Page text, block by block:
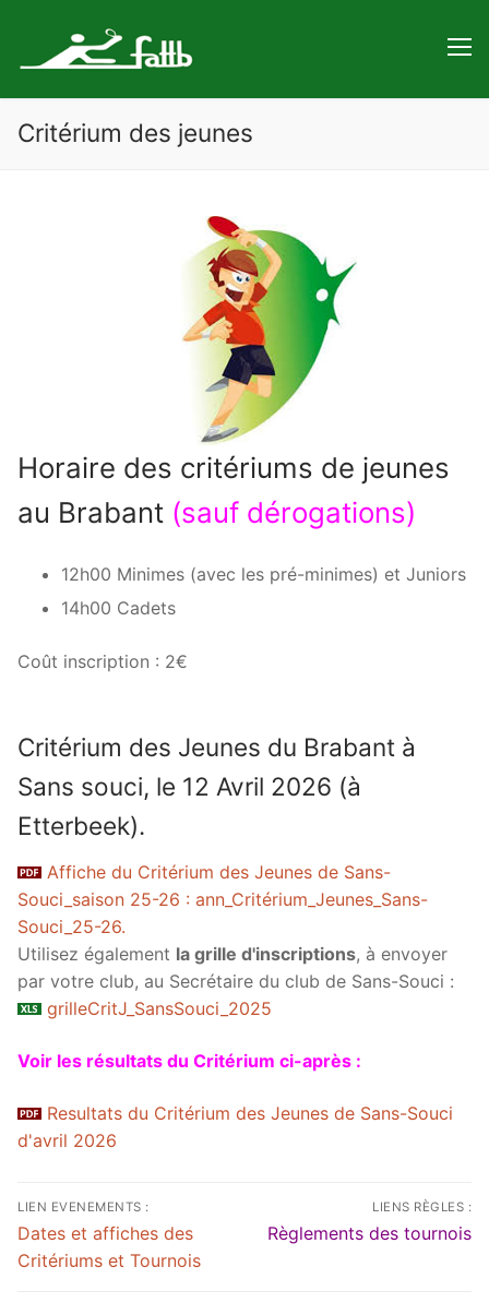
contenu
Critérium des jeunes
Horaire des critériums de jeunes
au Brabant (sauf dérogations)
12h00 Minimes (avec les pré-minimes) et Juniors
14h00 Cadets
Coût inscription : 2€
Critérium des Jeunes du Brabant à
Sans souci, le 12 Avril 2026 (à
Etterbeek).
Affiche du Critérium des Jeunes de Sans-
Souci_saison 25-26 : ann_Critérium_Jeunes_Sans-
Souci_25-26.
Utilisez également la grille d'inscriptions, à envoyer
par votre club, au Secrétaire du club de Sans-Souci :
grilleCritJ_SansSouci_2025
Voir les résultats du Critérium ci-après :
Resultats du Critérium des Jeunes de Sans-Souci
d'avril 2026
Suivis
des
LIEN EVENEMENTS :
Dates et affiches des
Critériums et Tournois
LIENS RÈGLES :
Règlements des tournois